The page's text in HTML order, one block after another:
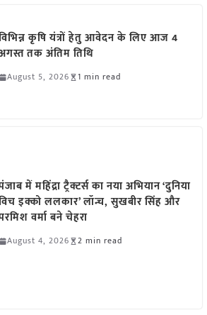
कृषि यंत्रों हेतु आवेदन के लिए आज 4
तक अंतिम तिथि
August 5, 2026 1 min read
में महिंद्रा ट्रैक्टर्स का नया अभियान ‘दुनिया
इक्को ललकार’ लॉन्च, सुखबीर सिंह और
वर्मा बने चेहरा
August 4, 2026 2 min read